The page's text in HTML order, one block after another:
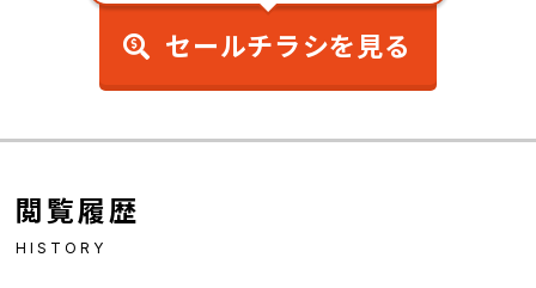
セールチラシを見る
閲覧履歴
HISTORY